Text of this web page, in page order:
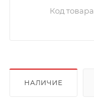
Код товара
НАЛИЧИЕ